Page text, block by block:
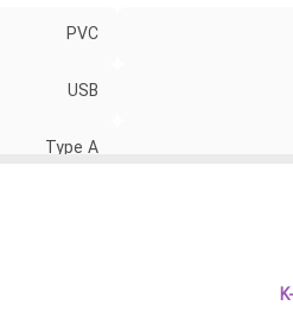
PVC
USB
Type A